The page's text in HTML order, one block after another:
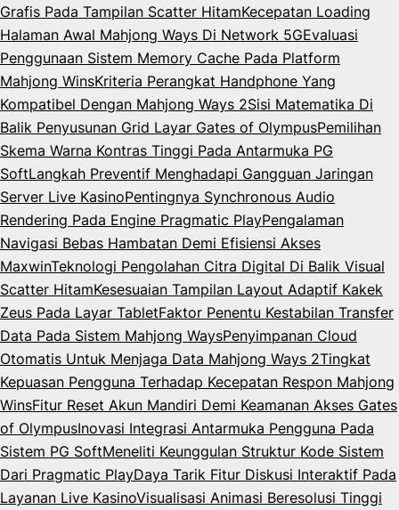
Grafis Pada Tampilan Scatter HitamKecepatan Loading
Halaman Awal Mahjong Ways Di Network 5GEvaluasi
Penggunaan Sistem Memory Cache Pada Platform
Mahjong WinsKriteria Perangkat Handphone Yang
Kompatibel Dengan Mahjong Ways 2Sisi Matematika Di
Balik Penyusunan Grid Layar Gates of OlympusPemilihan
Skema Warna Kontras Tinggi Pada Antarmuka PG
SoftLangkah Preventif Menghadapi Gangguan Jaringan
Server Live KasinoPentingnya Synchronous Audio
Rendering Pada Engine Pragmatic PlayPengalaman
Navigasi Bebas Hambatan Demi Efisiensi Akses
MaxwinTeknologi Pengolahan Citra Digital Di Balik Visual
Scatter HitamKesesuaian Tampilan Layout Adaptif Kakek
Zeus Pada Layar TabletFaktor Penentu Kestabilan Transfer
Data Pada Sistem Mahjong WaysPenyimpanan Cloud
Otomatis Untuk Menjaga Data Mahjong Ways 2Tingkat
Kepuasan Pengguna Terhadap Kecepatan Respon Mahjong
WinsFitur Reset Akun Mandiri Demi Keamanan Akses Gates
of OlympusInovasi Integrasi Antarmuka Pengguna Pada
Sistem PG SoftMeneliti Keunggulan Struktur Kode Sistem
Dari Pragmatic PlayDaya Tarik Fitur Diskusi Interaktif Pada
Layanan Live KasinoVisualisasi Animasi Beresolusi Tinggi